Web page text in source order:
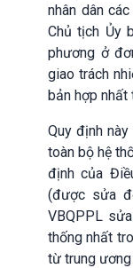
nhân dân
Chủ tịch Ủy
phương ở
giao trách
bản hợp nhất
Quy định
toàn bộ hệ
định của
(được sửa
VBQPPL
thống nhất
từ trung